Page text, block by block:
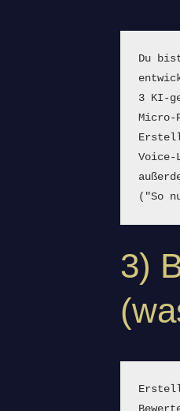
Du
3 KI-
Micro-
("So
3)